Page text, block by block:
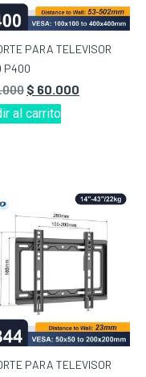
PARA TELEVISOR
P400
$ 60.000
al carrito
PARA TELEVISOR